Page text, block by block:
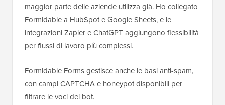
maggior parte delle aziende utilizza già. Ho collegato
Formidable a HubSpot e Google Sheets, e le
integrazioni Zapier e ChatGPT aggiungono flessibilità
per flussi di lavoro più complessi.
Formidable Forms gestisce anche le basi anti-spam,
con campi CAPTCHA e honeypot disponibili per
filtrare le voci dei bot.